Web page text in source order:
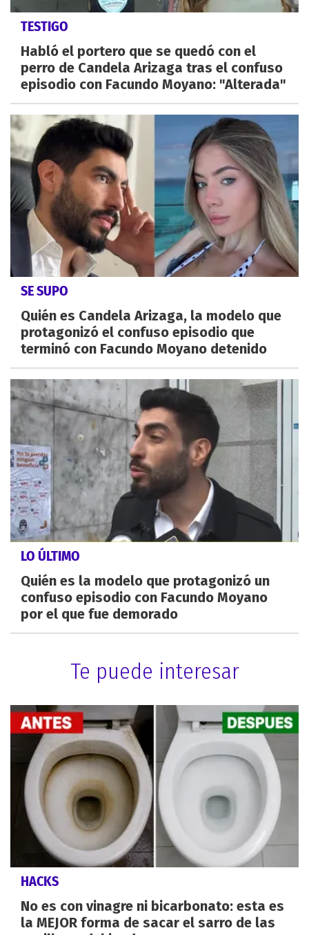
TESTIGO
Habló el portero que se quedó con el
perro de Candela Arizaga tras el confuso
episodio con Facundo Moyano: "Alterada"
SE SUPO
Quién es Candela Arizaga, la modelo que
protagonizó el confuso episodio que
terminó con Facundo Moyano detenido
LO ÚLTIMO
Quién es la modelo que protagonizó un
confuso episodio con Facundo Moyano
por el que fue demorado
Te puede interesar
HACKS
No es con vinagre ni bicarbonato: esta es
la MEJOR forma de sacar el sarro de las